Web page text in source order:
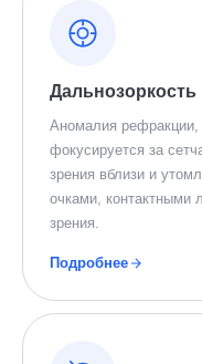
Дальнозоркость
Аномалия рефракции,
фокусируется за
зрения вблизи и
очками, контактными
зрения.
Подробнее